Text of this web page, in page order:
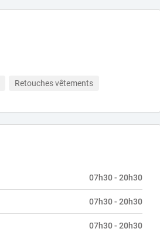
Retouches vêtements
07h30 - 20h30
07h30 - 20h30
07h30 - 20h30